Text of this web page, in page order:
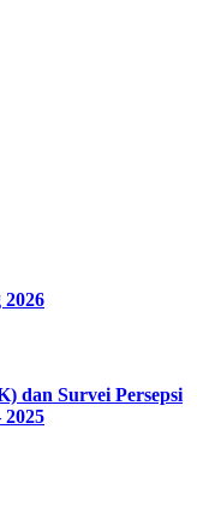
dan Survei Persepsi